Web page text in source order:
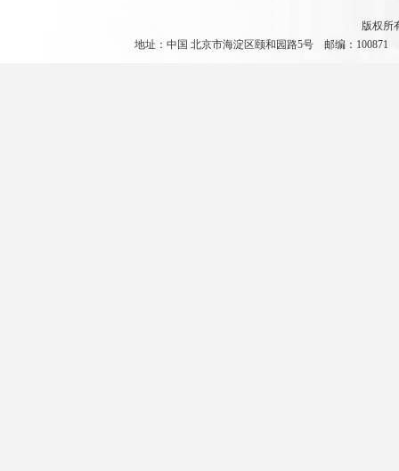
版权所
地址：中国 北京市海淀区颐和园路5号 邮编：100871